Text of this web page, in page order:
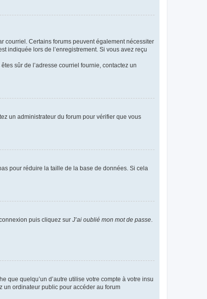
courriel. Certains forums peuvent également nécessiter
indiquée lors de l’enregistrement. Si vous avez reçu
sûr de l’adresse courriel fournie, contactez un
un administrateur du forum pour vérifier que vous
pour réduire la taille de la base de données. Si cela
puis cliquez sur J’ai oublié mon mot de passe
que quelqu’un d’autre utilise votre compte à votre insu
un ordinateur public pour accéder au forum